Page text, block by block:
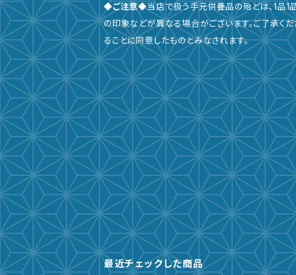
◆ご注意◆当店で扱う手元供養品の殆どは、1品
の印象などが異なる場合がございます。ご了承くだ
ることに同意したものとみなされます。
最近チェックした商品